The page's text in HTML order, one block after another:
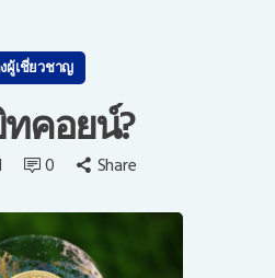
นธ์
ผู้เชี่ยวชาญ
คอยน์?
0 Share